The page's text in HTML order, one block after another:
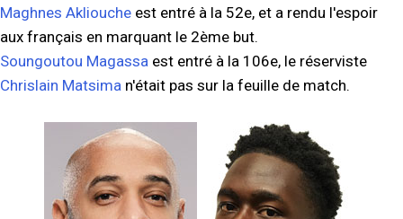
Maghnes Akliouche est entré à la 52e, et a rendu l'espoir
aux français en marquant le 2ème but.
Soungoutou Magassa est entré à la 106e, le réserviste
Chrislain Matsima n'était pas sur la feuille de match.